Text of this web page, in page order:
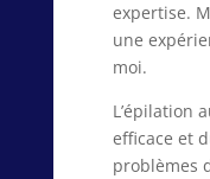
expertise.
une
moi.
L’épilation
efficace et
problèmes